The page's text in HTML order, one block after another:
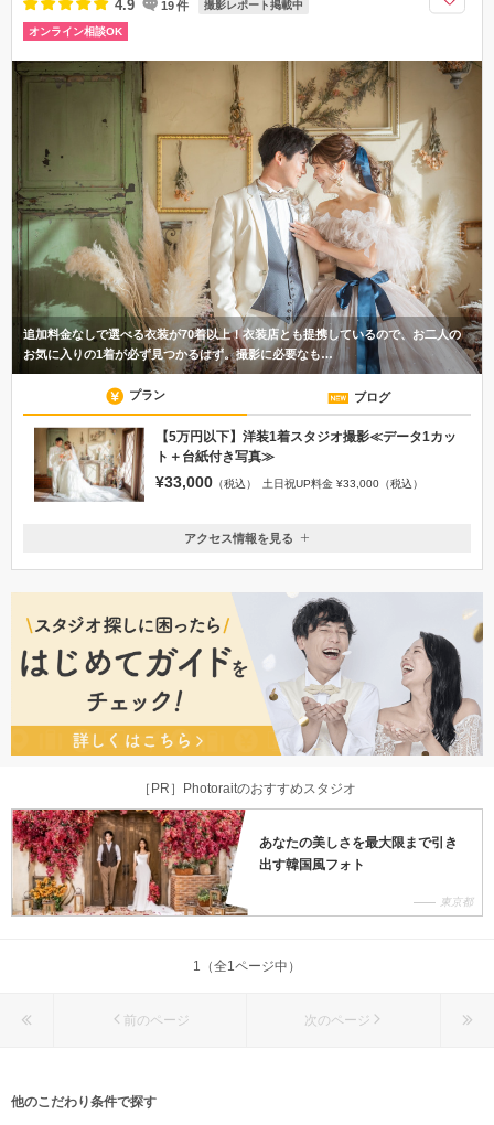
4.9 19件 撮影レポート掲載中
オンライン相談OK
追加料金なしで選べる衣装が70着以上！衣装店とも提携しているので、お二人の
お気に入りの1着が必ず見つかるはず。撮影に必要なも…
プラン ブログ
【5万円以下】洋装1着スタジオ撮影≪データ1カッ
ト＋台紙付き写真≫
¥33,000 （税込） 土日祝UP料金 ¥33,000（税込）
群馬県高崎市島野町1012-1
関越自動車道 高崎インターより1分 / 新前橋駅から車で10分
027-381-6733
アクセス情報を見る
［PR］Photoraitのおすすめスタジオ
あなたの美しさを最大限まで引き
出す韓国風フォト
東京都
1（全1ページ中）
前のページ 次のページ
他のこだわり条件で探す